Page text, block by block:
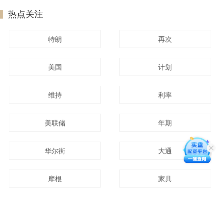
热点关注
特朗 再次
美国 计划
维持 利率
美联储 年期
华尔街 大通
摩根 家具